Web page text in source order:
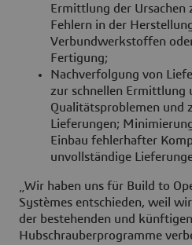
Ermittlung der Ursachen
Fehlern in der
Verbundwerkstoffen
Fertigung;
Nachverfolgung von
zur schnellen Ermittlung
Qualitätsproblemen und
Lieferungen;
Einbau fehlerhafter
unvollständige
„Wir haben uns für Build to
Systèmes entschieden, weil
der bestehenden und künftigen
Hubschrauberprogramme